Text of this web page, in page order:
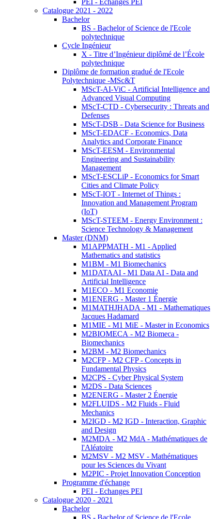
PEI - Echanges PEI
Catalogue 2021 - 2022
Bachelor
BS - Bachelor of Science de l'Ecole
polytechnique
Cycle Ingénieur
X - Titre d’Ingénieur diplômé de l’École
polytechnique
Diplôme de formation gradué de l'Ecole
Polytechnique -MSc&T
MScT-AI-ViC - Artificial Intelligence and
Advanced Visual Computing
MScT-CTD - Cybersecurity : Threats and
Defenses
MScT-DSB - Data Science for Business
MScT-EDACF - Economics, Data
Analytics and Corporate Finance
MScT-EESM - Environmental
Engineering and Sustainability
Management
MScT-ESCLiP - Economics for Smart
Cities and Climate Policy
MScT-IOT - Internet of Things :
Innovation and Management Program
(IoT)
MScT-STEEM - Energy Environment :
Science Technology & Management
Master (DNM)
M1APPMATH - M1 - Applied
Mathematics and statistics
M1BM - M1 Biomechanics
M1DATAAI - M1 Data AI - Data and
Artificial Intelligence
M1ECO - M1 Economie
M1ENERG - Master 1 Énergie
M1MATHJHADA - M1 - Mathematiques
Jacques Hadamard
M1MIE - M1 MiE - Master in Economics
M2BIOMECA - M2 Biomeca -
Biomechanics
M2BM - M2 Biomechanics
M2CFP - M2 CFP - Concepts in
Fundamental Physics
M2CPS - Cyber Physical System
M2DS - Data Sciences
M2ENERG - Master 2 Énergie
M2FLUIDS - M2 Fluids - Fluid
Mechanics
M2IGD - M2 IGD - Interaction, Graphic
and Design
M2MDA - M2 MdA - Mathématiques de
l'Aléatoire
M2MSV - M2 MSV - Mathématiques
pour les Sciences du Vivant
M2PIC - Projet Innovation Conception
Programme d'échange
PEI - Echanges PEI
Catalogue 2020 - 2021
Bachelor
BS - Bachelor of Science de l'Ecole